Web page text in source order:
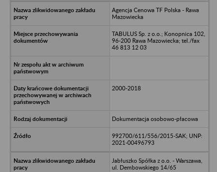
Agencja Cenowa TF Polska - Rawa
Mazowiecka
TABULUS Sp. z o.o.; Konopnica 102,
96-200 Rawa Mazowiecka; tel./fax
46 813 12 03
2000-2018
Dokumentacja osobowo-płacowa
992700/611/556/2015-SAK; UNP:
2021-00496793
Jabłuszko Spółka z o.o. - Warszawa,
ul. Dembowskiego 14/65